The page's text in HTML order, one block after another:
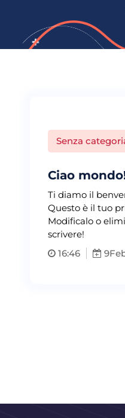
Senza
Ciao
Ti diamo il
Questo è il tuo
Modificalo o
scrivere!
16:46
9